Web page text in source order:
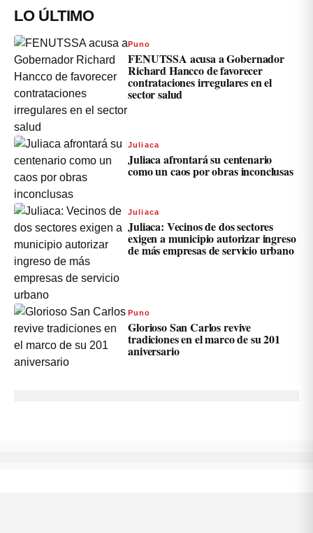
LO ÚLTIMO
Puno
FENUTSSA acusa a Gobernador
Richard Hancco de favorecer
contrataciones irregulares en el
sector salud
Juliaca
Juliaca afrontará su centenario
como un caos por obras inconclusas
Juliaca
Juliaca: Vecinos de dos sectores
exigen a municipio autorizar ingreso
de más empresas de servicio urbano
Puno
Glorioso San Carlos revive
tradiciones en el marco de su 201
aniversario